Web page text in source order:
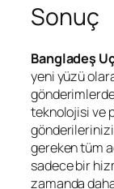
Sonuç
Bangladeş
yeni yüzü
teknolojisi ve
gönderilerinizi
gereken tüm
sadece bir
zamanda